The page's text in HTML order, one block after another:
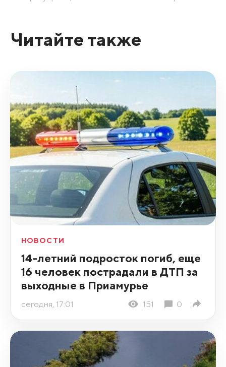
Читайте также
НОВОСТИ
14-летний подросток погиб, еще
16 человек пострадали в ДТП за
выходные в Приамурье
сегодня, 17:01 151 0